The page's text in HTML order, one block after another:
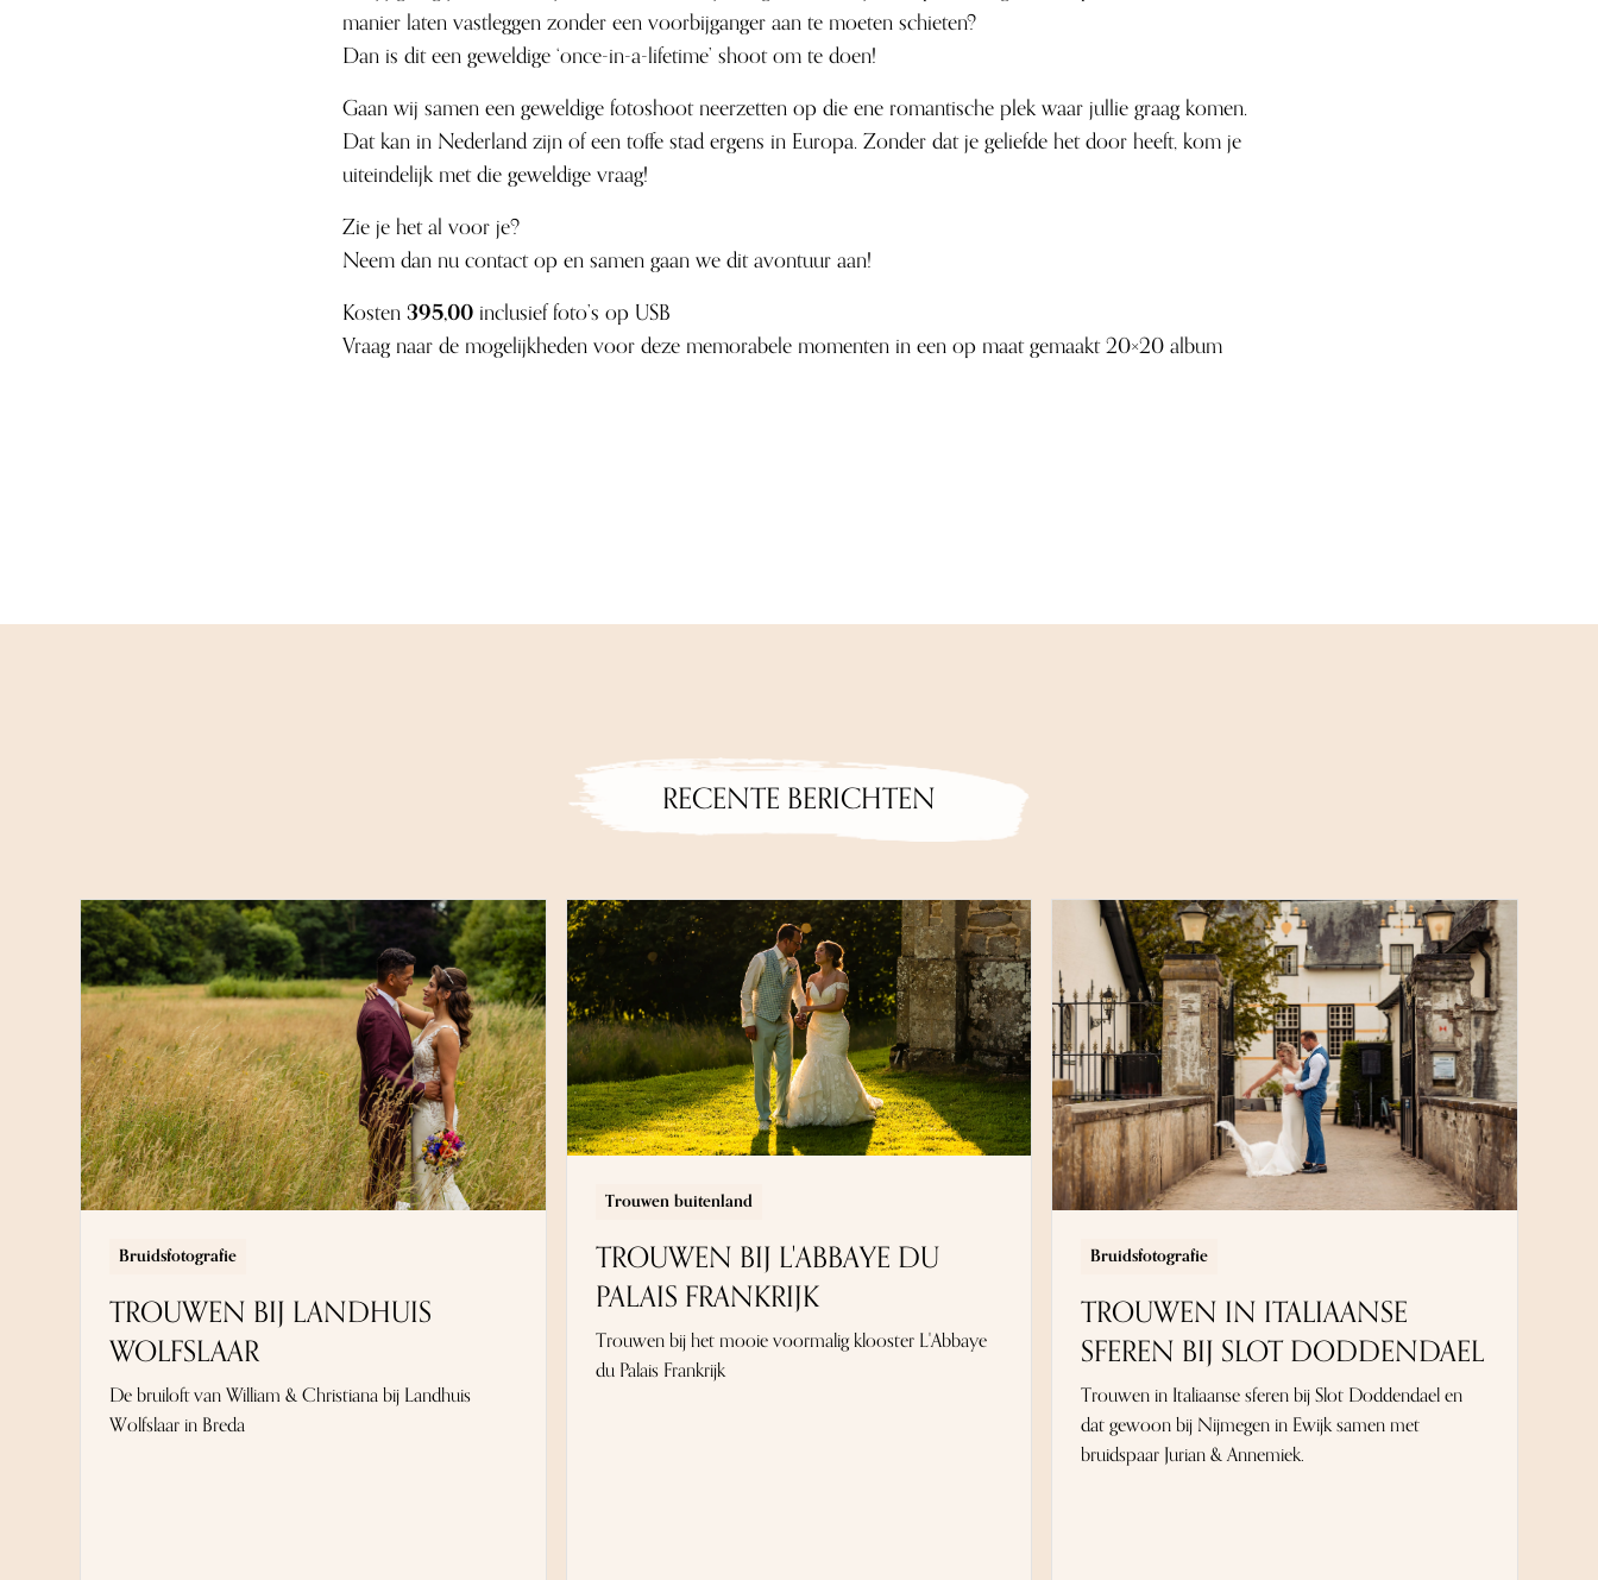
manier laten vastleggen zonder een voorbijganger aan te moeten schieten?
Dan is dit een geweldige ‘once-in-a-lifetime’ shoot om te doen!
Gaan wij samen een geweldige fotoshoot neerzetten op die ene romantische plek waar jullie graag komen.
Dat kan in Nederland zijn of een toffe stad ergens in Europa. Zonder dat je geliefde het door heeft, kom je
uiteindelijk met die geweldige vraag!
Zie je het al voor je?
Neem dan nu contact op en samen gaan we dit avontuur aan!
Kosten395,00 inclusief foto’s op USB
Vraag naar de mogelijkheden voor deze memorabele momenten in een op maat gemaakt 20×20 album
RECENTE BERICHTEN
Bruidsfotografie
TROUWEN BIJ LANDHUIS
WOLFSLAAR
De bruiloft van William & Christiana bij Landhuis
Wolfslaar in Breda
Trouwen buitenland
TROUWEN BIJ L'ABBAYE DU
PALAIS FRANKRIJK
Trouwen bij het mooie voormalig klooster L'Abbaye
du Palais Frankrijk
Bruidsfotografie
TROUWEN IN ITALIAANSE
SFEREN BIJ SLOT DODDENDAEL
Trouwen in Italiaanse sferen bij Slot Doddendael en
dat gewoon bij Nijmegen in Ewijk samen met
bruidspaar Jurian & Annemiek.